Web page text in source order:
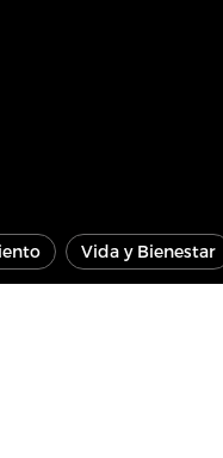
Vida y Bienestar